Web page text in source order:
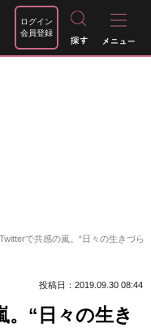
ログイン
会員登録
Twitterで共感の嵐。“日々の生きづら
投稿日：2019.09.30 08:44
“日々の生き